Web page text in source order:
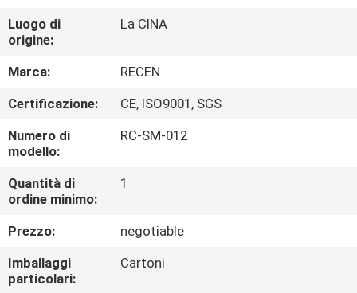
GIRO
DELLA
FABBRICA
CONTROLLO
DI
QUALITÀ
CONTATTICI
Luogo di
origine:
La CINA
Marca:
RECEN
Certificazione:
CE, ISO9001, SGS
Numero di
modello:
RC-SM-012
Quantità di
ordine minimo:
1
Prezzo:
negotiable
Imballaggi
particolari:
Cartoni